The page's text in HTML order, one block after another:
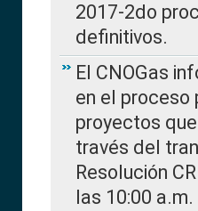
2017-2do
definitivos.
El CNOGas
en el proceso
proyectos
través del
Resolución
las 10:00